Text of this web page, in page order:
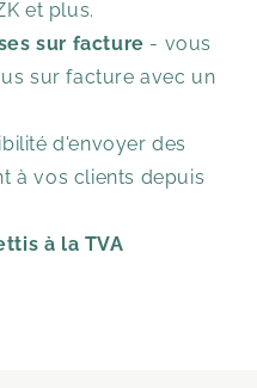
et plus.
sur facture - vous
sur facture avec un
d'envoyer des
à vos clients depuis
à la TVA